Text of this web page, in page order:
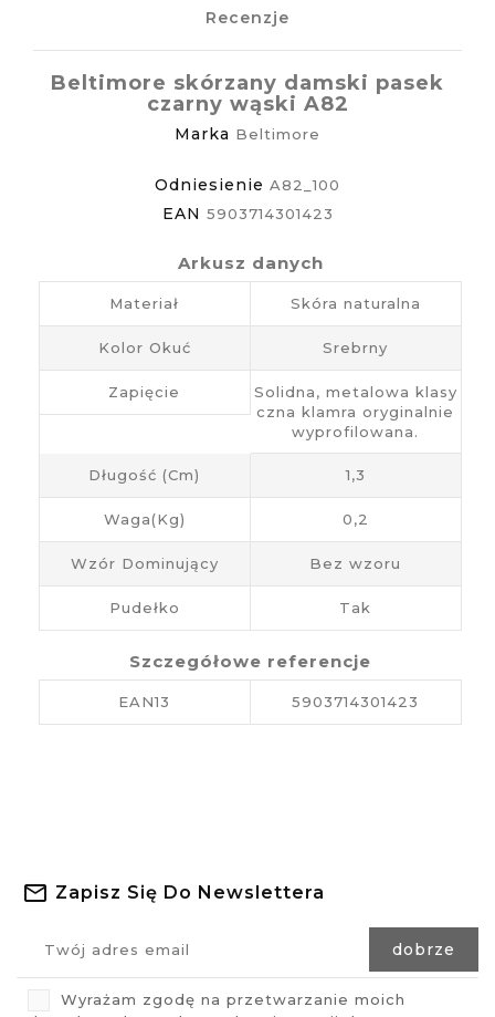
Recenzje
Beltimore skórzany damski pasek
czarny wąski A82
Marka Beltimore
Odniesienie A82_100
EAN 5903714301423
Arkusz danych
Materiał Skóra naturalna
Kolor Okuć Srebrny
Zapięcie
Solidna, metalowa klasy
czna klamra oryginalnie
wyprofilowana.
Długość (cm) 1,3
Waga(kg) 0,2
Wzór Dominujący Bez wzoru
Pudełko Tak
Szczegółowe referencje
EAN13 5903714301423
Zapisz Się Do Newslettera
Wyrażam zgodę na przetwarzanie moich